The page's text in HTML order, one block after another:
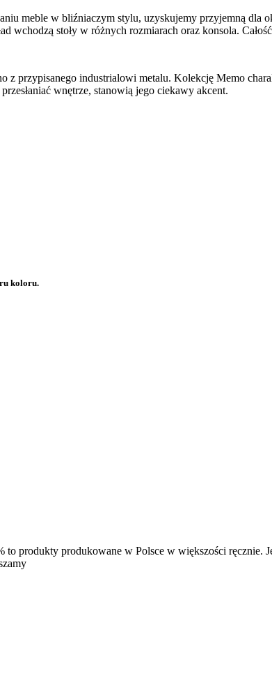
meble w bliźniaczym stylu, uzyskujemy przyjemną dla
wchodzą stoły w różnych rozmiarach oraz konsola.
przypisanego industrialowi metalu. Kolekcję Memo
wnętrze, stanowią jego ciekawy akcent.
koloru.
produkty produkowane w Polsce w większości ręcznie.